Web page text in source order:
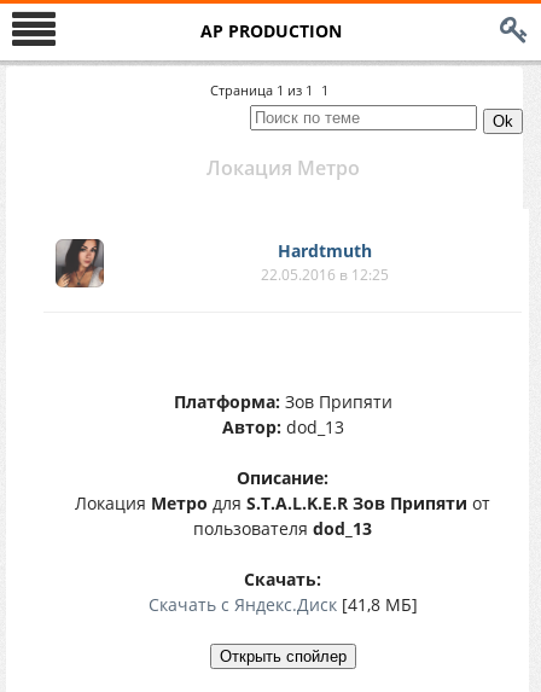
AP PRODUCTION
Страница 1 из 1 1
Локация Метро
Hardtmuth
22.05.2016 в 12:25
Платформа:Зов Припяти
Автор:dod_13
Описание:
Локация Метро для S.T.A.L.K.E.R Зов Припяти от
пользователя dod_13
Скачать:
Скачать с Яндекс.Диск[41,8 МБ]